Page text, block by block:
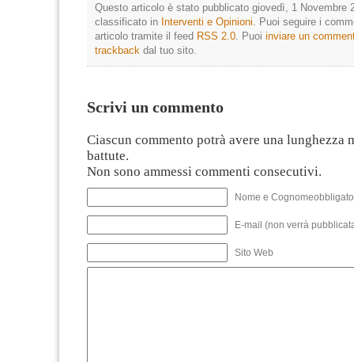
Questo articolo è stato pubblicato giovedì, 1 Novembre
classificato in Interventi e Opinioni . Puoi seguire i
articolo tramite il feed RSS 2.0 . Puoi inviare un
trackback dal tuo sito.
Scrivi un commento
Ciascun commento potrà avere una lunghezza
battute.
Non sono ammessi commenti consecutivi.
Nome e
E-mail (non verrà
Sito Web